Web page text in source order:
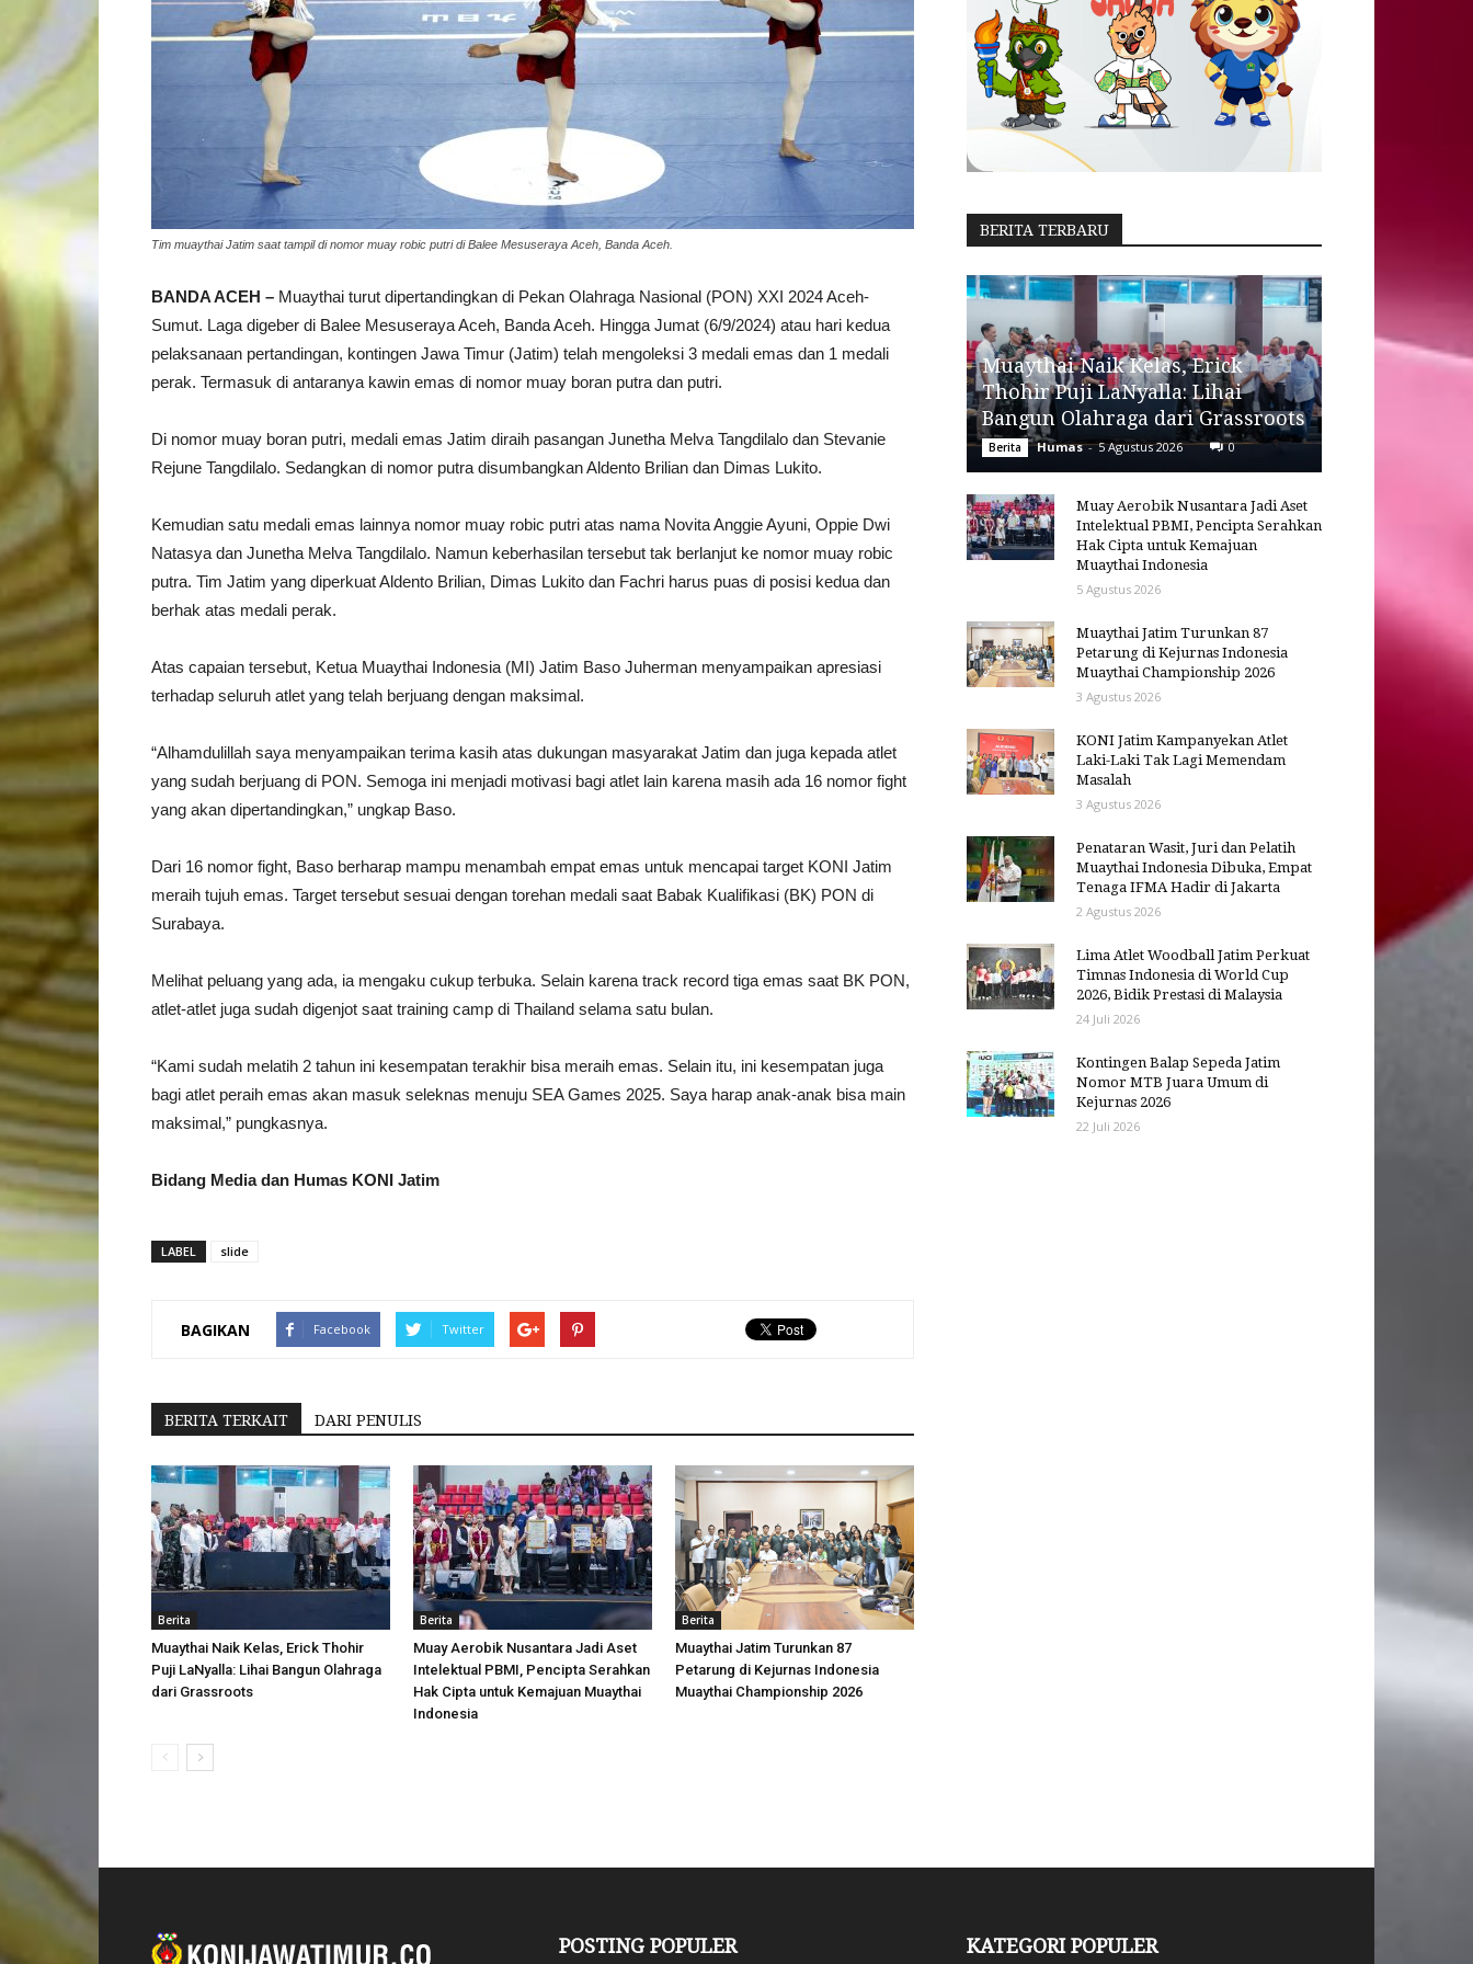
Tim muaythai Jatim saat tampil di nomor muay robic putri di Balee Mesuseraya Aceh, Banda Aceh.
BANDA ACEH – Muaythai turut dipertandingkan di Pekan Olahraga Nasional (PON) XXI 2024 Aceh-
Sumut. Laga digeber di Balee Mesuseraya Aceh, Banda Aceh. Hingga Jumat (6/9/2024) atau hari kedua
pelaksanaan pertandingan, kontingen Jawa Timur (Jatim) telah mengoleksi 3 medali emas dan 1 medali
perak. Termasuk di antaranya kawin emas di nomor muay boran putra dan putri.
Di nomor muay boran putri, medali emas Jatim diraih pasangan Junetha Melva Tangdilalo dan Stevanie
Rejune Tangdilalo. Sedangkan di nomor putra disumbangkan Aldento Brilian dan Dimas Lukito.
Kemudian satu medali emas lainnya nomor muay robic putri atas nama Novita Anggie Ayuni, Oppie Dwi
Natasya dan Junetha Melva Tangdilalo. Namun keberhasilan tersebut tak berlanjut ke nomor muay robic
putra. Tim Jatim yang diperkuat Aldento Brilian, Dimas Lukito dan Fachri harus puas di posisi kedua dan
berhak atas medali perak.
Atas capaian tersebut, Ketua Muaythai Indonesia (MI) Jatim Baso Juherman menyampaikan apresiasi
terhadap seluruh atlet yang telah berjuang dengan maksimal.
“Alhamdulillah saya menyampaikan terima kasih atas dukungan masyarakat Jatim dan juga kepada atlet
yang sudah berjuang di PON. Semoga ini menjadi motivasi bagi atlet lain karena masih ada 16 nomor fight
yang akan dipertandingkan,” ungkap Baso.
Dari 16 nomor fight, Baso berharap mampu menambah empat emas untuk mencapai target KONI Jatim
meraih tujuh emas. Target tersebut sesuai dengan torehan medali saat Babak Kualifikasi (BK) PON di
Surabaya.
Melihat peluang yang ada, ia mengaku cukup terbuka. Selain karena track record tiga emas saat BK PON,
atlet-atlet juga sudah digenjot saat training camp di Thailand selama satu bulan.
“Kami sudah melatih 2 tahun ini kesempatan terakhir bisa meraih emas. Selain itu, ini kesempatan juga
bagi atlet peraih emas akan masuk seleknas menuju SEA Games 2025. Saya harap anak-anak bisa main
maksimal,” pungkasnya.
Bidang Media dan Humas KONI Jatim
LABEL slide
BAGIKAN Facebook Twitter
BERITA TERKAIT DARI PENULIS
Berita
Muaythai Naik Kelas, Erick Thohir
Puji LaNyalla: Lihai Bangun Olahraga
dari Grassroots
Berita
Muay Aerobik Nusantara Jadi Aset
Intelektual PBMI, Pencipta Serahkan
Hak Cipta untuk Kemajuan Muaythai
Indonesia
Berita
Muaythai Jatim Turunkan 87
Petarung di Kejurnas Indonesia
Muaythai Championship 2026
BERITA TERBARU
Muaythai Naik Kelas, Erick
Thohir Puji LaNyalla: Lihai
Bangun Olahraga dari Grassroots
Berita Humas - 5 Agustus 2026 0
Muay Aerobik Nusantara Jadi Aset
Intelektual PBMI, Pencipta Serahkan
Hak Cipta untuk Kemajuan
Muaythai Indonesia
5 Agustus 2026
Muaythai Jatim Turunkan 87
Petarung di Kejurnas Indonesia
Muaythai Championship 2026
3 Agustus 2026
KONI Jatim Kampanyekan Atlet
Laki-Laki Tak Lagi Memendam
Masalah
3 Agustus 2026
Penataran Wasit, Juri dan Pelatih
Muaythai Indonesia Dibuka, Empat
Tenaga IFMA Hadir di Jakarta
2 Agustus 2026
Lima Atlet Woodball Jatim Perkuat
Timnas Indonesia di World Cup
2026, Bidik Prestasi di Malaysia
24 Juli 2026
Kontingen Balap Sepeda Jatim
Nomor MTB Juara Umum di
Kejurnas 2026
22 Juli 2026
POSTING POPULER KATEGORI POPULER